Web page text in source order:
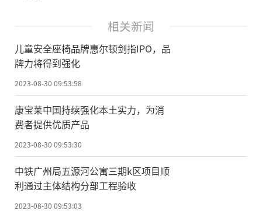
相关新闻
儿童安全座椅品牌惠尔顿剑指IPO，品
牌力将得到强化
2023-08-30 09:53:58
康宝莱中国持续强化本土实力，为消
费者提供优质产品
2023-08-30 09:53:30
中铁广州局五源河公寓三期k区项目顺
利通过主体结构分部工程验收
2023-08-30 09:53:03